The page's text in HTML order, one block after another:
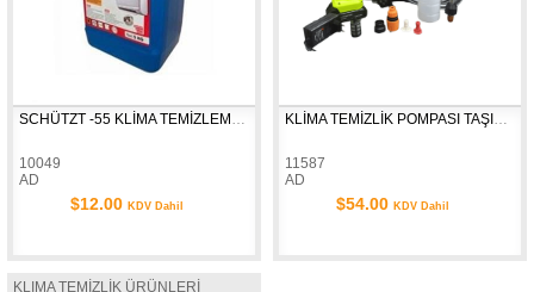
SCHÜTZT -55 KLİMA TEMİZLEME SIVISI 5 KĞ
10049
AD
$12.00 KDV Dahil
KLİMA TEMİZLİK POMPASI TAŞINABİLİR 21V ŞARJLI 1500 MAH ÇANTALI
11587
AD
$54.00 KDV Dahil
KLIMA TEMİZLİK ÜRÜNLERİ